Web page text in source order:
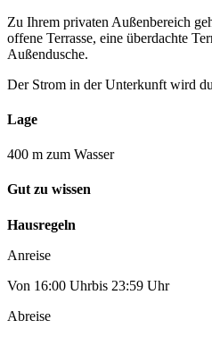
Zu Ihrem privaten Außenbereich
offene Terrasse, eine überdachte
Außendusche.
Der Strom in der Unterkunft wird
Lage
400 m zum Wasser
Gut zu wissen
Hausregeln
Anreise
Von 16:00 Uhrbis 23:59 Uhr
Abreise